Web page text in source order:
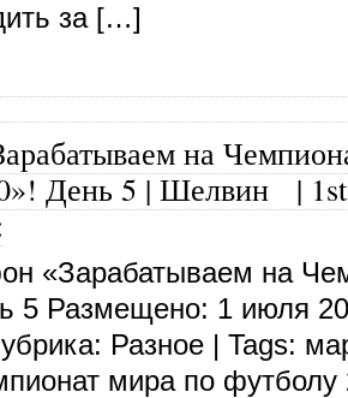
за […]
на
День 5 | Шелвин|1st
«Зарабатываем на
5 Размещено: 1 июля
Разное | Tags:
мира по